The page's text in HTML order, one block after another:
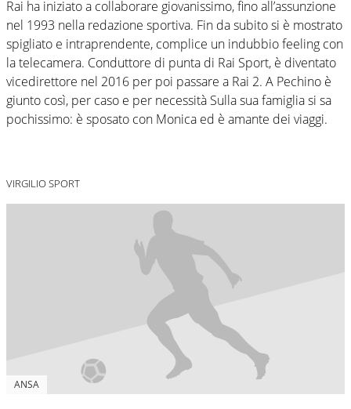
Rai ha iniziato a collaborare giovanissimo, fino all’assunzione
nel 1993 nella redazione sportiva. Fin da subito si è mostrato
spigliato e intraprendente, complice un indubbio feeling con
la telecamera. Conduttore di punta di Rai Sport, è diventato
vicedirettore nel 2016 per poi passare a Rai 2. A Pechino è
giunto così, per caso e per necessità Sulla sua famiglia si sa
pochissimo: è sposato con Monica ed è amante dei viaggi.
VIRGILIO SPORT
ANSA